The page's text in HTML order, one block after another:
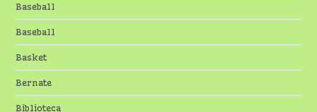
Baseball
Baseball
Basket
Bernate
Biblioteca